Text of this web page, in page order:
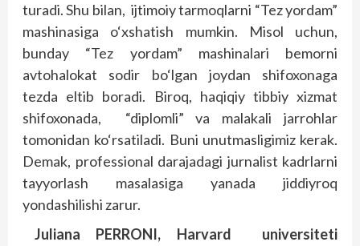
turadi. Shu bilan, ijtimoiy tarmoqlarni “Tez yordam”
mashinasiga o‘xshatish mumkin. Misol uchun,
bunday “Tez yordam” mashinalari bemorni
avtohalokat sodir bo‘lgan joydan shifoxonaga
tezda eltib boradi. Biroq, haqiqiy tibbiy xizmat
shifoxonada, “diplomli” va malakali jarrohlar
tomonidan ko‘rsatiladi. Buni unutmasligimiz kerak.
Demak, professional darajadagi jurnalist kadrlarni
tayyorlash masalasiga yanada jiddiyroq
yondashilishi zarur.
Juliana PERRONI, Harvard universiteti